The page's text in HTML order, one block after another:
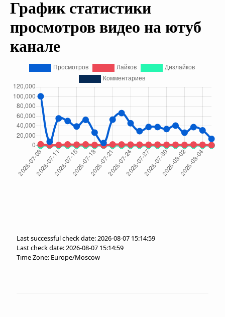
График статистики
просмотров видео на ютуб
канале
Last successful check date: 2026-08-07 15:14:59
Last check date: 2026-08-07 15:14:59
Time Zone: Europe/Moscow